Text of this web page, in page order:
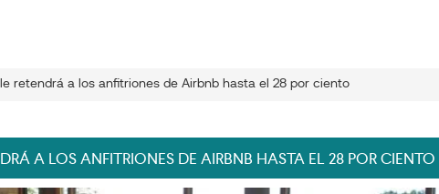
le retendrá a los anfitriones de Airbnb hasta el 28 por ciento
A LOS ANFITRIONES DE AIRBNB HASTA EL 28 POR CIENTO